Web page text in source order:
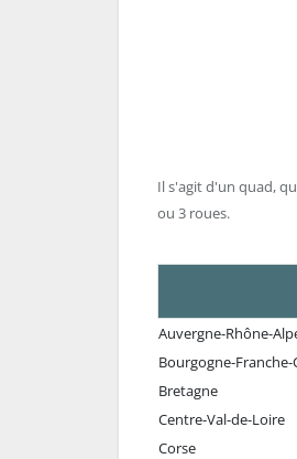
Il s'agit d'un quad,
ou 3 roues.
Auvergne-Rhône-
Bourgogne-
Bretagne
Centre-Val-de-Loire
Corse